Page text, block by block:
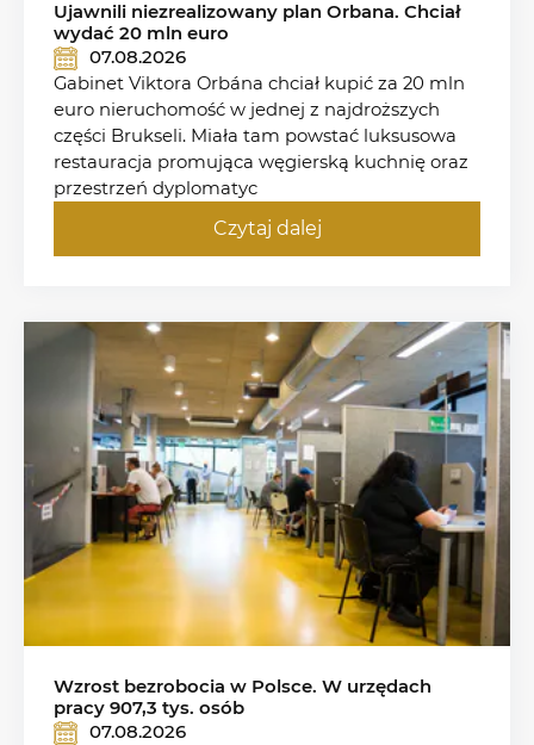
Ujawnili niezrealizowany plan Orbana. Chciał
wydać 20 mln euro
07.08.2026
Gabinet Viktora Orbána chciał kupić za 20 mln
euro nieruchomość w jednej z najdroższych
części Brukseli. Miała tam powstać luksusowa
restauracja promująca węgierską kuchnię oraz
przestrzeń dyplomatyc
Czytaj dalej
Wzrost bezrobocia w Polsce. W urzędach
pracy 907,3 tys. osób
07.08.2026